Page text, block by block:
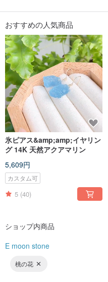
ears.
おすすめの人気商品
氷ピアス&amp;amp;イヤリン
グ 14K 天然アクアマリン
5,609円
カスタム可
5 (40)
ショップ内商品
E moon stone
桃の花